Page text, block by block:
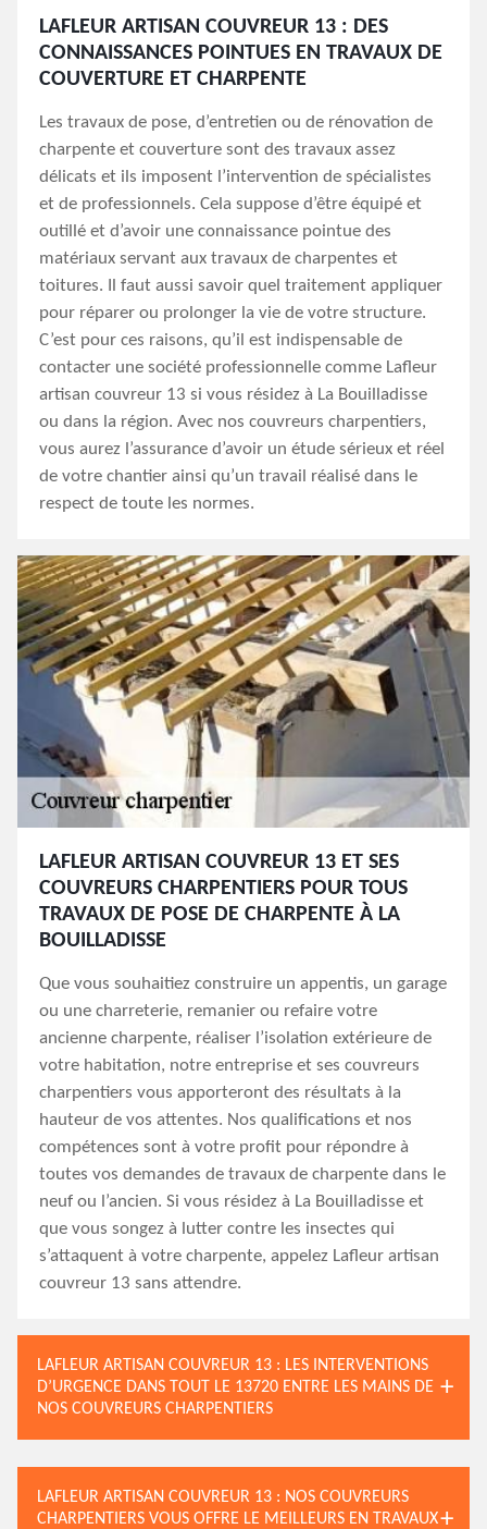
LAFLEUR ARTISAN COUVREUR 13 : DES
CONNAISSANCES POINTUES EN TRAVAUX DE
COUVERTURE ET CHARPENTE
Les travaux de pose, d’entretien ou de rénovation de
charpente et couverture sont des travaux assez
délicats et ils imposent l’intervention de spécialistes
et de professionnels. Cela suppose d’être équipé et
outillé et d’avoir une connaissance pointue des
matériaux servant aux travaux de charpentes et
toitures. Il faut aussi savoir quel traitement appliquer
pour réparer ou prolonger la vie de votre structure.
C’est pour ces raisons, qu’il est indispensable de
contacter une société professionnelle comme Lafleur
artisan couvreur 13 si vous résidez à La Bouilladisse
ou dans la région. Avec nos couvreurs charpentiers,
vous aurez l’assurance d’avoir un étude sérieux et réel
de votre chantier ainsi qu’un travail réalisé dans le
respect de toute les normes.
LAFLEUR ARTISAN COUVREUR 13 ET SES
COUVREURS CHARPENTIERS POUR TOUS
TRAVAUX DE POSE DE CHARPENTE À LA
BOUILLADISSE
Que vous souhaitiez construire un appentis, un garage
ou une charreterie, remanier ou refaire votre
ancienne charpente, réaliser l’isolation extérieure de
votre habitation, notre entreprise et ses couvreurs
charpentiers vous apporteront des résultats à la
hauteur de vos attentes. Nos qualifications et nos
compétences sont à votre profit pour répondre à
toutes vos demandes de travaux de charpente dans le
neuf ou l’ancien. Si vous résidez à La Bouilladisse et
que vous songez à lutter contre les insectes qui
s’attaquent à votre charpente, appelez Lafleur artisan
couvreur 13 sans attendre.
LAFLEUR ARTISAN COUVREUR 13 : LES INTERVENTIONS
D’URGENCE DANS TOUT LE 13720 ENTRE LES MAINS DE
NOS COUVREURS CHARPENTIERS
LAFLEUR ARTISAN COUVREUR 13 : NOS COUVREURS
CHARPENTIERS VOUS OFFRE LE MEILLEURS EN TRAVAUX